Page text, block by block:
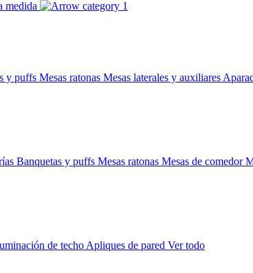
medida
y puffs Mesas ratonas Mesas laterales y auxiliares
Banquetas y puffs Mesas ratonas Mesas de comedor
de techo Apliques de pared Ver todo